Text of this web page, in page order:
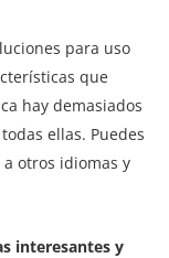
para uso
que
hay demasiados
ellas. Puedes
otros idiomas y
interesantes y